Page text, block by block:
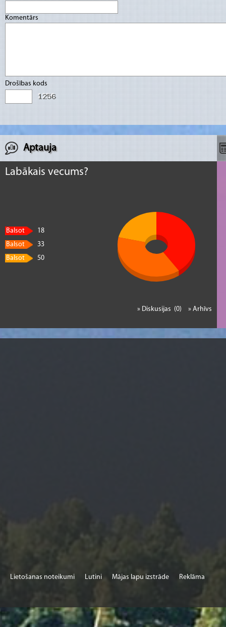
Komentārs
Drošības kods
Aptauja
Labākais vecums?
Balsot
18
Balsot
33
Balsot
50
» Arhīvs
» Diskusijas (0)
Lietošanas noteikumi Lutini Mājas lapu izstrāde Reklāma